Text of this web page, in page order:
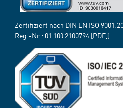
Zertifiziert nach DIN EN ISO
Reg.-Nr.: 01 100 2100794 [PDF])